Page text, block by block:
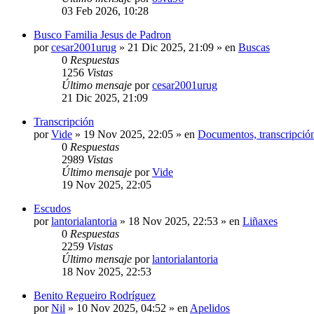
03 Feb 2026, 10:28
Busco Familia Jesus de Padron
porcesar2001urug » 21 Dic 2025, 21:09 » en Buscas
0 Respuestas
1256 Vistas
Último mensaje porcesar2001urug
21 Dic 2025, 21:09
Transcripción
porVide » 19 Nov 2025, 22:05 » en Documentos,
0 Respuestas
2989 Vistas
Último mensaje porVide
19 Nov 2025, 22:05
Escudos
porlantorialantoria » 18 Nov 2025, 22:53 » en Liñaxes
0 Respuestas
2259 Vistas
Último mensaje porlantorialantoria
18 Nov 2025, 22:53
Benito Regueiro Rodríguez
porNil » 10 Nov 2025, 04:52 » en Apelidos